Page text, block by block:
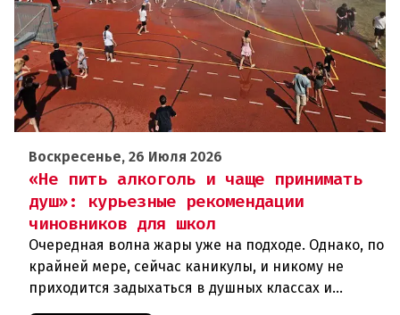
Воскресенье, 26 Июля 2026
«Не пить алкоголь и чаще принимать
душ»: курьезные рекомендации
чиновников для школ
Очередная волна жары уже на подходе. Однако, по
крайней мере, сейчас каникулы, и никому не
приходится задыхаться в душных классах и